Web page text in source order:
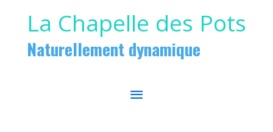
La Chapelle des Pots
Naturellement dynamique
MENU